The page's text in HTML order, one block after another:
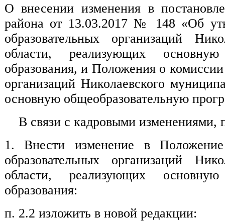
О внесении изменения в
района от 13.03.2017 № 148 «Об
образовательных организаций
области, реализующих
образования, и Положения о
организаций Николаевского
основную общеобразовательную
В связи с кадровыми изменениями,
1. Внести изменение в
образовательных организаций
области, реализующих
образования:
п. 2.2 изложить в новой редакции: